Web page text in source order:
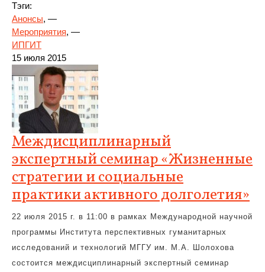
Тэги:
Анонсы, —
Мероприятия, —
ИПГИТ
15 июля 2015
Междисциплинарный
экспертный семинар «Жизненные
стратегии и социальные
практики активного долголетия»
22 июля 2015 г. в 11:00 в рамках Международной научной
программы Института перспективных гуманитарных
исследований и технологий МГГУ им. М.А. Шолохова
состоится междисциплинарный экспертный семинар